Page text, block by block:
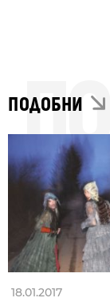
ПОДОБНИ
18.01.2017